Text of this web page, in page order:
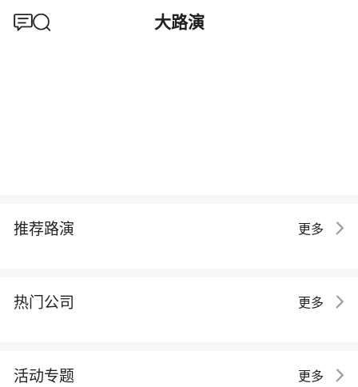
大路演
推荐路演 更多
热门公司 更多
活动专题 更多